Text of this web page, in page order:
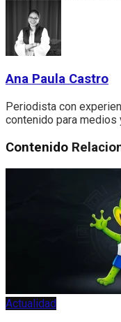
Ana Paula Castro
Periodista con
contenido para
Contenido
Actualidad